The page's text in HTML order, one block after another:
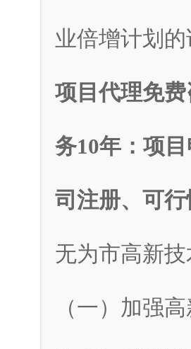
业倍增计划
项目代理免费
务10年：项
司注册、可
无为市高新
（一）加强